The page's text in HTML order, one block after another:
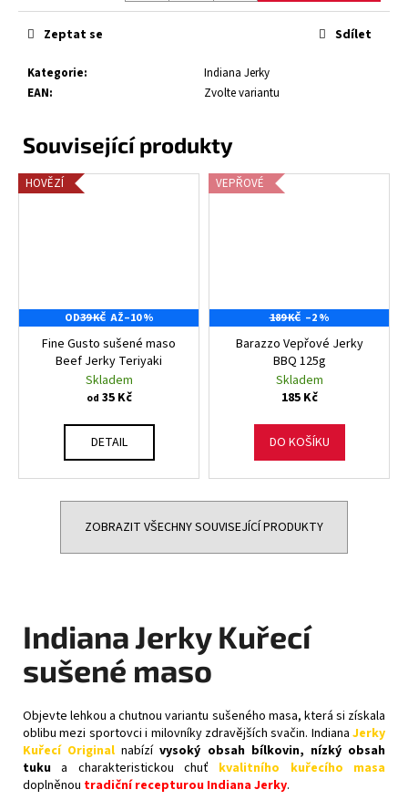
Kategorie:
Indiana Jerky
EAN: Zvolte variantu
Zeptat se Sdílet
Indiana Jerky Kuřecí
sušené maso
Objevte lehkou a chutnou variantu sušeného masa, která si získala
oblibu mezi sportovci i milovníky zdravějších svačin. Indiana Jerky
Kuřecí Original nabízívysoký obsah bílkovin, nízký obsah
tuku a charakteristickou chuť kvalitního kuřecího masa
doplněnou tradiční recepturou Indiana Jerky.
HOVĚZÍ
OD39 KČ AŽ–10 %
Fine Gusto sušené maso
Beef Jerky Teriyaki
Skladem
od 35 Kč
DETAIL
VEPŘOVÉ
189 KČ –2 %
Barazzo Vepřové Jerky
BBQ 125g
Skladem
185 Kč
DO KOŠÍKU
ZOBRAZIT VŠECHNY SOUVISEJÍCÍ PRODUKTY